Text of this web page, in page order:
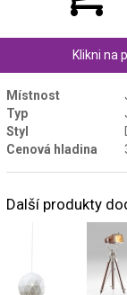
Klikni na
Místnost
Typ
Styl
Cenová hladina
Další produkty